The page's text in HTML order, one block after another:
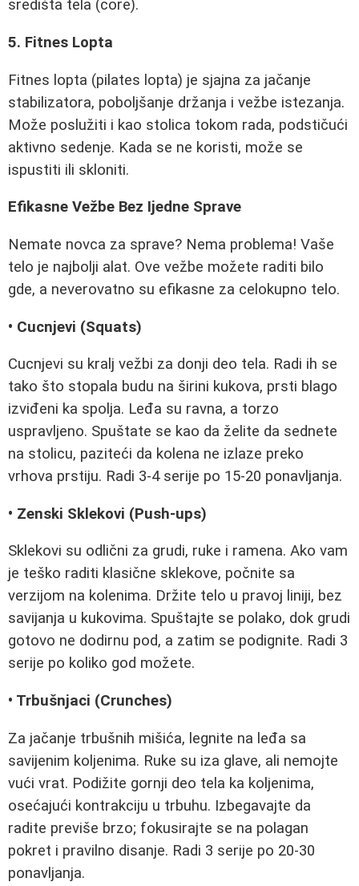
središta tela (core).
5. Fitnes Lopta
Fitnes lopta (pilates lopta) je sjajna za jačanje
stabilizatora, poboljšanje držanja i vežbe istezanja.
Može poslužiti i kao stolica tokom rada, podstičući
aktivno sedenje. Kada se ne koristi, može se
ispustiti ili skloniti.
Efikasne Vežbe Bez Ijedne Sprave
Nemate novca za sprave? Nema problema! Vaše
telo je najbolji alat. Ove vežbe možete raditi bilo
gde, a neverovatno su efikasne za celokupno telo.
• Cucnjevi (Squats)
Cucnjevi su kralj vežbi za donji deo tela. Radi ih se
tako što stopala budu na širini kukova, prsti blago
izviđeni ka spolja. Leđa su ravna, a torzo
uspravljeno. Spuštate se kao da želite da sednete
na stolicu, paziteći da kolena ne izlaze preko
vrhova prstiju. Radi 3-4 serije po 15-20 ponavljanja.
• Zenski Sklekovi (Push-ups)
Sklekovi su odlični za grudi, ruke i ramena. Ako vam
je teško raditi klasične sklekove, počnite sa
verzijom na kolenima. Držite telo u pravoj liniji, bez
savijanja u kukovima. Spuštajte se polako, dok grudi
gotovo ne dodirnu pod, a zatim se podignite. Radi 3
serije po koliko god možete.
• Trbušnjaci (Crunches)
Za jačanje trbušnih mišića, legnite na leđa sa
savijenim koljenima. Ruke su iza glave, ali nemojte
vući vrat. Podižite gornji deo tela ka koljenima,
osećajući kontrakciju u trbuhu. Izbegavajte da
radite previše brzo; fokusirajte se na polagan
pokret i pravilno disanje. Radi 3 serije po 20-30
ponavljanja.